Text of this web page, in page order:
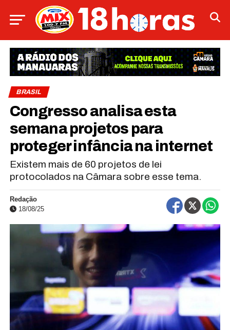
BRASIL
Congresso analisa esta
semana projetos para
proteger infância na internet
Existem mais de 60 projetos de lei
protocolados na Câmara sobre esse tema.
Redação
18/08/25